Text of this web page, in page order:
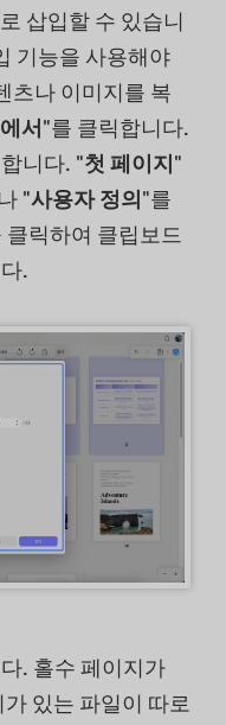
삽입할 수 있습니
기능을 사용해야
츠나 이미지를 복
서"를 클릭합니다.
니다. "첫 페이지"
"사용자 정의"를
클릭하여 클립보드
.
. 홀수 페이지가
있는 파일이 따로